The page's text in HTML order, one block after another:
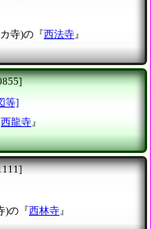
寺)の『西法寺』
等]
西龍寺』
)の『西林寺 』